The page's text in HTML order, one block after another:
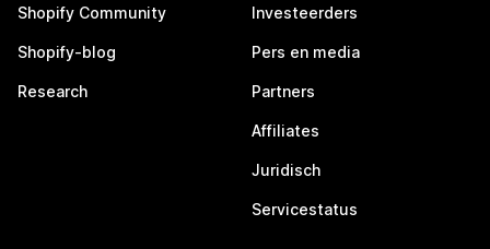
Shopify Community
Shopify-blog
Research
Investeerders
Pers en media
Partners
Affiliates
Juridisch
Servicestatus